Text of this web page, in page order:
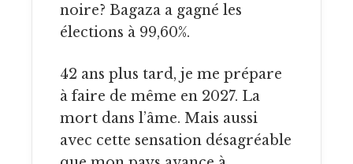
noire? Bagaza a gagné les
élections à 99,60%.
42 ans plus tard, je me prépare
à faire de même en 2027. La
mort dans l’âme. Mais aussi
avec cette sensation désagréable